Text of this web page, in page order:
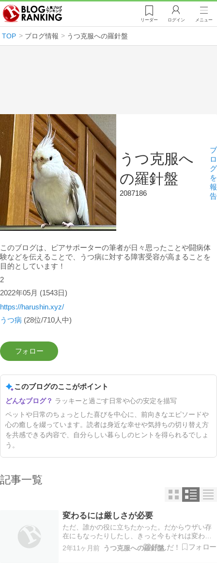
リーダー ログイン メニュー
TOP ブログ情報 うつ克服への羅針盤
うつ克服へ
の羅針盤
2087186
ブ
ロ
グ
を
報
告
このブログは、ピアサポーターの筆者が日々思ったことや闘病体
験などを伝えることで、うつ病に対する障害受容が高まることを
目的としています！
2
2022年05月 (1543日)
https://harushin.xyz/
うつ病 (28位/710人中)
このブログのここがポイント
ラッキーと過ごす日常や心の安定を描写
ペットや日常のちょっとした喜びを中心に、前向きなエピソードや
心の癒しを綴っています。読者は身近な幸せや気持ちの切り替え方
を共感できる内容で、自分らしい暮らしのヒントを得られるでしょ
う。
記事一覧
変わるには厳しさが必要
ただ、誰かの役に立ちたかった。だからウザい存
在にもなったりしたし、きっと今もそれは変わら
ない気持ち。ウザがられるのを覚悟して厳しい言
葉を放つ。同じ病を持った人へも。𝕏の本垢は当事
2年11ヶ月前 うつ克服への羅針盤